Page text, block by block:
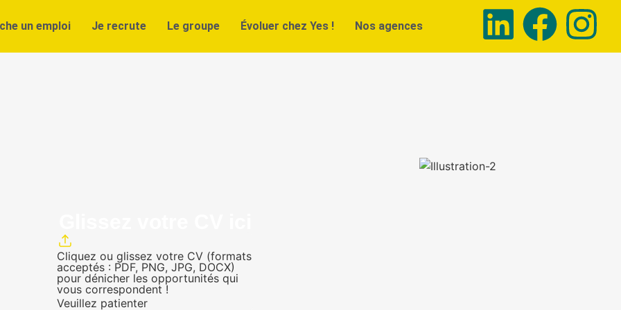
un emploi Je recrute Le groupe Évoluer chez Yes ! Nos agences
Cliquez ou glissez votre CV (formats
acceptés : PDF, PNG, JPG, DOCX)
pour dénicher les opportunités qui
vous correspondent !
Veuillez patienter